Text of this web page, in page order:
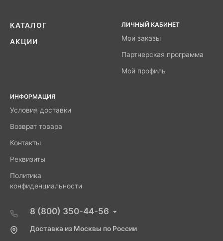
КАТАЛОГ
АКЦИИ
ЛИЧНЫЙ КАБИНЕТ
Мои заказы
Партнерская программа
Мой профиль
ИНФОРМАЦИЯ
Условия доставки
Возврат товара
Контакты
Реквизиты
Политика
конфиденциальности
8 (800) 350-44-56
Доставка из Москвы по России